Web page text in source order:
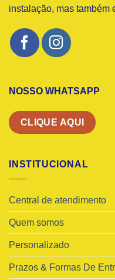
instalação, mas também
NOSSO WHATSAPP
CLIQUE AQUI
INSTITUCIONAL
Central de atendimento
Quem somos
Personalizado
Prazos & Formas De